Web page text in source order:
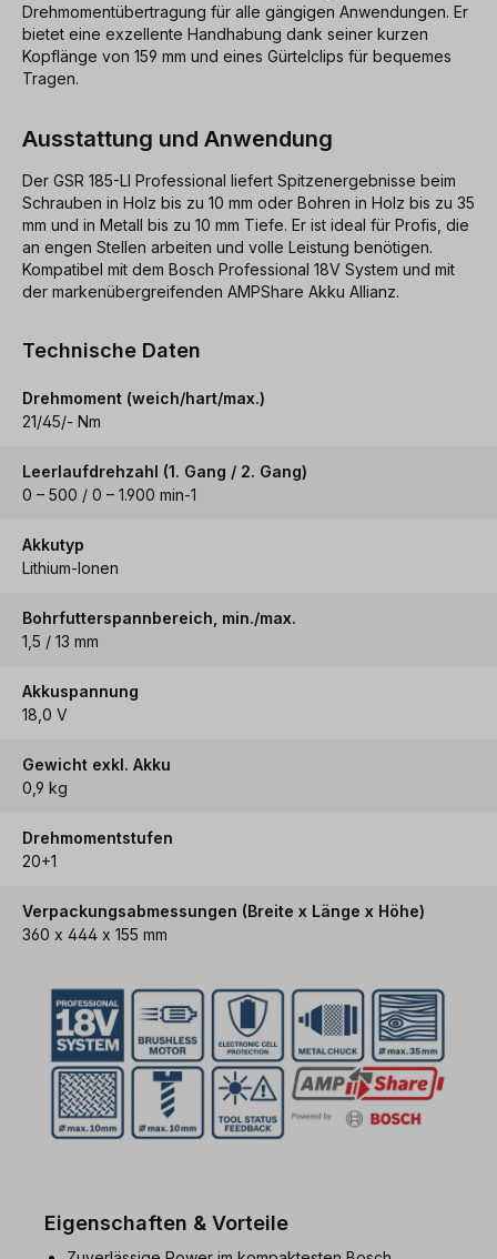
Drehmomentübertragung für alle gängigen Anwendungen. Er
bietet eine exzellente Handhabung dank seiner kurzen
Kopflänge von 159 mm und eines Gürtelclips für bequemes
Tragen.
Ausstattung und Anwendung
Der GSR 185-LI Professional liefert Spitzenergebnisse beim
Schrauben in Holz bis zu 10 mm oder Bohren in Holz bis zu 35
mm und in Metall bis zu 10 mm Tiefe. Er ist ideal für Profis, die
an engen Stellen arbeiten und volle Leistung benötigen.
Kompatibel mit dem Bosch Professional 18V System und mit
der markenübergreifenden AMPShare Akku Allianz.
Technische Daten
Drehmoment (weich/hart/max.)
21/45/- Nm
Leerlaufdrehzahl (1. Gang / 2. Gang)
0 – 500 / 0 – 1.900 min-1
Akkutyp
Lithium-Ionen
Bohrfutterspannbereich, min./max.
1,5 / 13 mm
Akkuspannung
18,0 V
Gewicht exkl. Akku
0,9 kg
Drehmomentstufen
20+1
Verpackungsabmessungen (Breite x Länge x Höhe)
360 x 444 x 155 mm
Eigenschaften & Vorteile